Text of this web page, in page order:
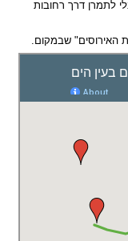
לתמרן דרך רחובות
שבמקום.